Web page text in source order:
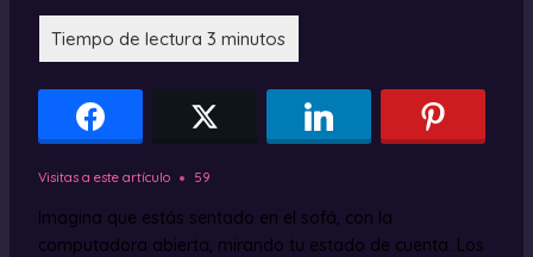
Visitas a este artículo 59
Imagina que estás sentado en el sofá, con la
computadora abierta, mirando tu estado de cuenta. Los